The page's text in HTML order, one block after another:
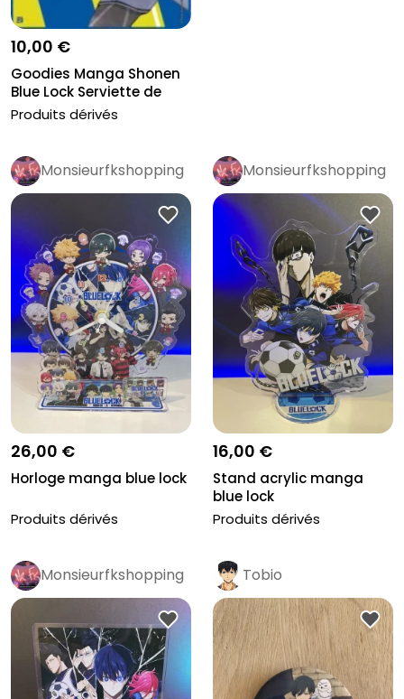
10,00 €
Goodies Manga Shonen
Blue Lock Serviette de
Plage...
Produits dérivés
Monsieurfkshopping
26,00 €
Horloge manga blue lock
Produits dérivés
Monsieurfkshopping
16,00 €
Stand acrylic manga
blue lock
Produits dérivés
Monsieurfkshopping Tobio